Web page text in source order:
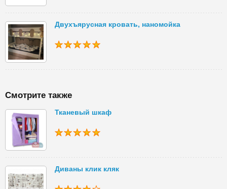
Двухъярусная кровать, наномойка
Смотрите также
Тканевый шкаф
Диваны клик кляк